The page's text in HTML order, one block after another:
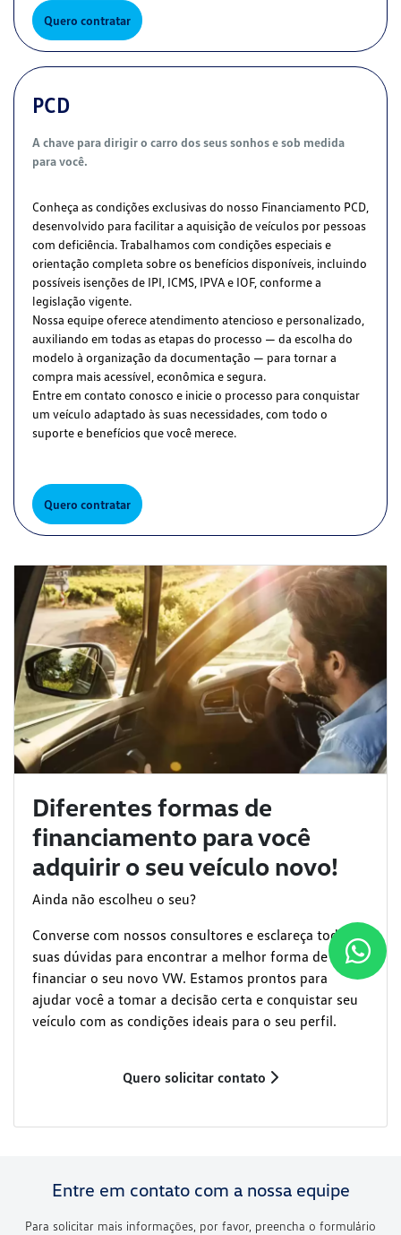
Quero contratar
PCD
A chave para dirigir o carro dos seus sonhos e sob medida
para você.
Conheça as condições exclusivas do nosso Financiamento PCD,
desenvolvido para facilitar a aquisição de veículos por pessoas
com deficiência. Trabalhamos com condições especiais e
orientação completa sobre os benefícios disponíveis, incluindo
possíveis isenções de IPI, ICMS, IPVA e IOF, conforme a
legislação vigente.
Nossa equipe oferece atendimento atencioso e personalizado,
auxiliando em todas as etapas do processo — da escolha do
modelo à organização da documentação — para tornar a
compra mais acessível, econômica e segura.
Entre em contato conosco e inicie o processo para conquistar
um veículo adaptado às suas necessidades, com todo o
suporte e benefícios que você merece.
Quero contratar
Diferentes formas de
financiamento para você
adquirir o seu veículo novo!
Ainda não escolheu o seu?
Converse com nossos consultores e esclareça todas as
suas dúvidas para encontrar a melhor forma de
financiar o seu novo VW. Estamos prontos para
ajudar você a tomar a decisão certa e conquistar seu
veículo com as condições ideais para o seu perfil.
Quero solicitar contato
Entre em contato com a nossa equipe
Para solicitar mais informações, por favor, preencha o formulário